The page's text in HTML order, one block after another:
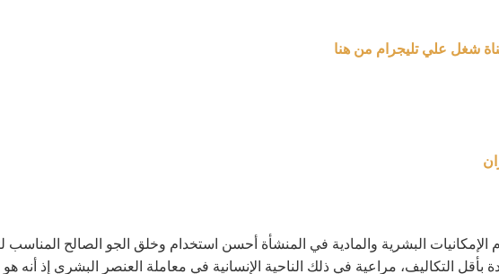
شغل علي تليجرام من هنا
البشرية والمادية في المنشأة أحسن استخدام وخلق الجو الصالح المناسب
التكاليف، مراعية في ذلك الناحية الإنسانية في معاملة العنصر البشري إذ أنه هو